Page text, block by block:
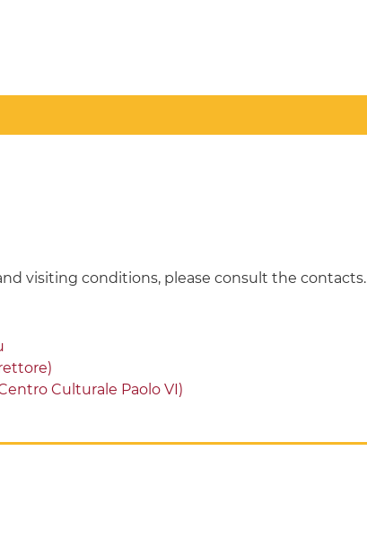
visiting conditions, please consult the contacts.
Culturale Paolo VI)